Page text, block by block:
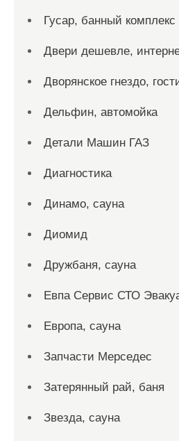
Гусар, банный комплекс
Двери дешевле,
Дворянское гнездо,
Дельфин, автомойка
Детали Машин ГАЗ
Диагностика
Динамо, сауна
Диомид
Дружбаня, сауна
Евпа Сервис СТО
Европа, сауна
Запчасти Мерседес
Затерянный рай, баня
Звезда, сауна